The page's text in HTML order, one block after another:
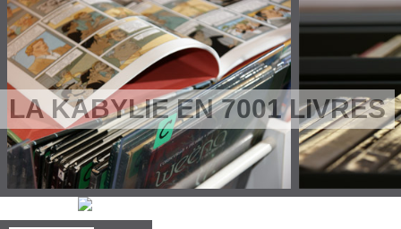
LA KABYLIE EN 7001 LIVRES